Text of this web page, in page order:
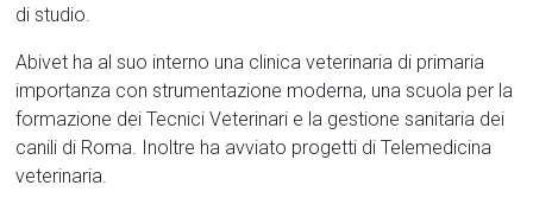
di studio.
Abivet ha al suo interno una clinica veterinaria di primaria
importanza con strumentazione moderna, una scuola per la
formazione dei Tecnici Veterinari e la gestione sanitaria dei
canili di Roma. Inoltre ha avviato progetti di Telemedicina
veterinaria.